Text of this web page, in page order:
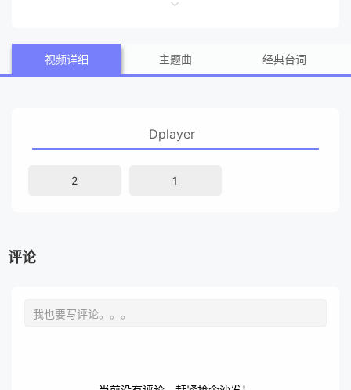
视频详细 主题曲 经典台词
Dplayer
2 1
评论